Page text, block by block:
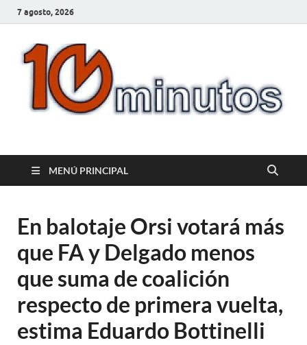
7 agosto, 2026
10minutos.com.uy
MENÚ PRINCIPAL
En balotaje Orsi votará más
que FA y Delgado menos
que suma de coalición
respecto de primera vuelta,
estima Eduardo Bottinelli